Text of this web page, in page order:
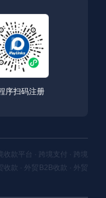
序扫码注册
收款平台 · 跨境支付 · 跨境
款 · 外贸B2B收款 · 外贸